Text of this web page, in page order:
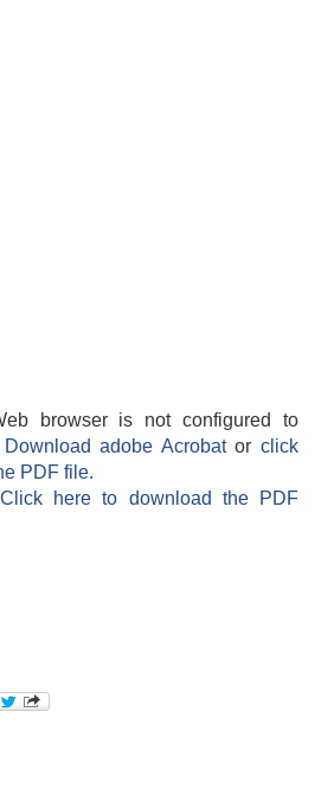
browser is not configured to
Download adobe Acrobatorclick
PDF file.
Click here to download the PDF